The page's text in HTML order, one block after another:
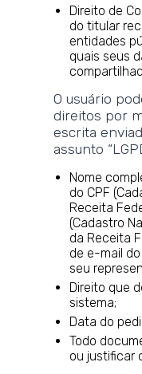
Direito de
do titular
entidades
quais seus
O usuário
direitos por
escrita
assunto
Nome
do CPF
Receita
(Cadastro
da Receita
de e-mail
seu
Direito que
sistema;
Data do
Todo
ou justificar